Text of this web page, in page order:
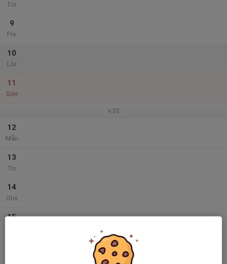
Tor
9
Fre
10
Lör
11
Sön
v.33
12
Mån
13
Tis
14
Ons
15